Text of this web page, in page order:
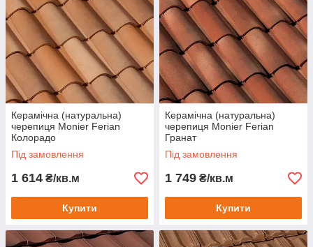
Керамічна (натуральна)
черепиця Monier Ferian
Колорадо
Під замовлення
1 614 ₴/кв.м
Купити
Керамічна (натуральна)
черепиця Monier Ferian
Гранат
Під замовлення
1 749 ₴/кв.м
Купити